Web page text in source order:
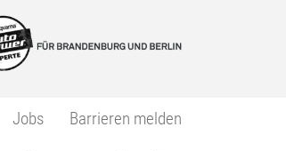
Jobs Barrieren melden